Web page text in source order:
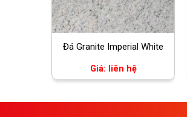
Đá Granite Imperial White
Giá: liên hệ